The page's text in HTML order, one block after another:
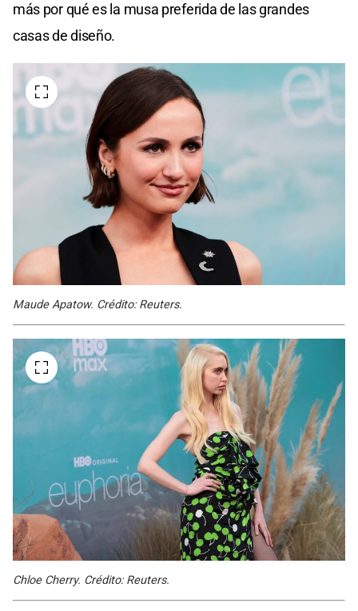
más por qué es la musa preferida de las grandes
casas de diseño.
Maude Apatow. Crédito: Reuters.
Chloe Cherry. Crédito: Reuters.